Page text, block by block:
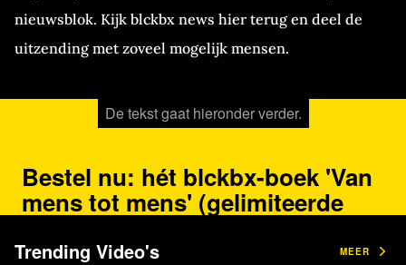
nieuwsblok. Kijk blckbx news hier terug en deel de
uitzending met zoveel mogelijk mensen.
De tekst gaat hieronder verder.
Bestel nu: hét blckbx-boek 'Van
mens tot mens' (gelimiteerde
Trending Video's MEER